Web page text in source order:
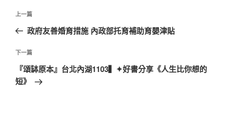
文
導
覽
上
一
文
章
上一篇
政府友善婚育措施 內政部托育補助育嬰津貼
下
一
篇
下一篇
『頌缽原本』台北內湖1103▍✦好書分享《人生比你想的
短》